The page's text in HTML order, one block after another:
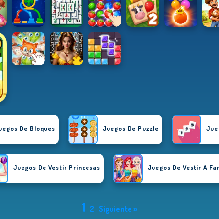
De Bloques Juegos De Puzzle
Juegos De Vestir Princesas Juegos De Vestir A
1 2 Siguiente »